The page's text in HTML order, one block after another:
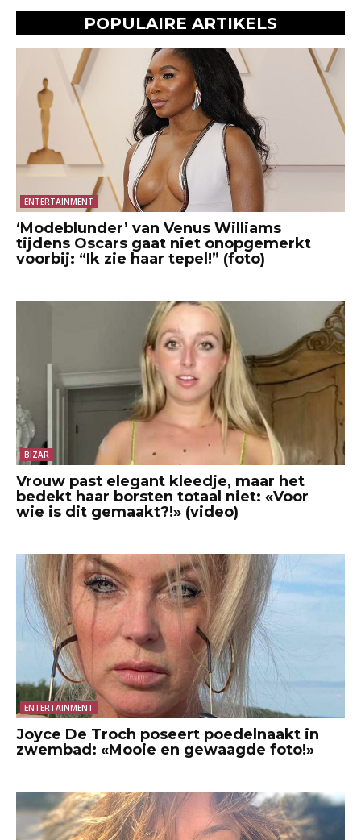
POPULAIRE ARTIKELS
ENTERTAINMENT
‘Modeblunder’ van Venus Williams
tijdens Oscars gaat niet onopgemerkt
voorbij: “Ik zie haar tepel!” (foto)
BIZAR
Vrouw past elegant kleedje, maar het
bedekt haar borsten totaal niet: «Voor
wie is dit gemaakt?!» (video)
ENTERTAINMENT
Joyce De Troch poseert poedelnaakt in
zwembad: «Mooie en gewaagde foto!»